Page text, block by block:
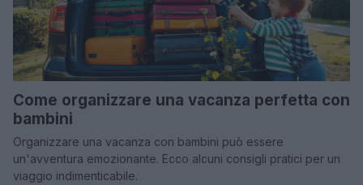
Come organizzare una vacanza perfetta con
bambini
Organizzare una vacanza con bambini può essere
un'avventura emozionante. Ecco alcuni consigli pratici per un
viaggio indimenticabile.